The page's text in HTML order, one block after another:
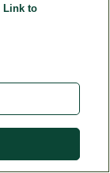
Link to